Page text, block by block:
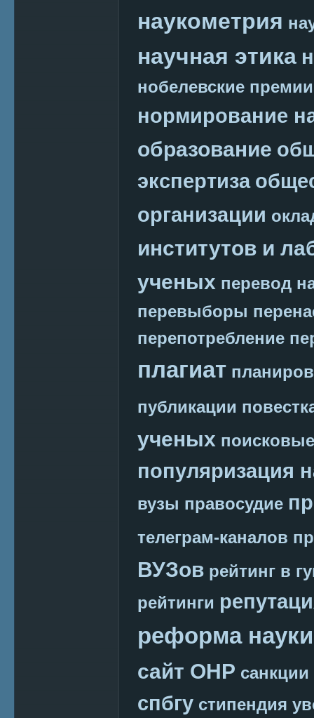
наукометрия
научная этика
нобелевские премии
нормирование
образование
экспертиза
организации
институтов и
ученых перевод
перевыборы
перепотребление
плагиат
публикации
ученых
популяризация
вузы правосудие
телеграм-каналов
ВУЗов рейтинг в
рейтинги
реформа науки
сайт ОНР санкции
спбгу стипендия